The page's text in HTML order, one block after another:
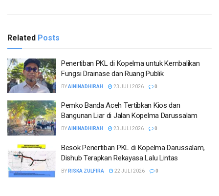
Related Posts
Penertiban PKL di Kopelma untuk Kembalikan
Fungsi Drainase dan Ruang Publik
BYAININADHIRAH 23 JULI 2026 0
Pemko Banda Aceh Tertibkan Kios dan
Bangunan Liar di Jalan Kopelma Darussalam
BYAININADHIRAH 23 JULI 2026 0
Besok Penertiban PKL di Kopelma Darussalam,
Dishub Terapkan Rekayasa Lalu Lintas
BY RISKA ZULFIRA 22 JULI 2026 0